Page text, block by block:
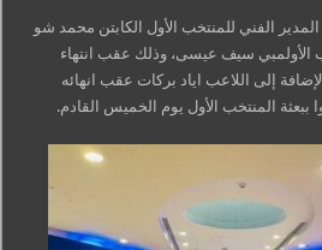
الفني للمنتخب الأول الكابتن محمد شو
الأولمبي سيف عيسى، وذلك عقب انتهاء
إلى اللاعب اياد بركات عقب انهائه
المنتخب الأول يوم الخميس القادم.